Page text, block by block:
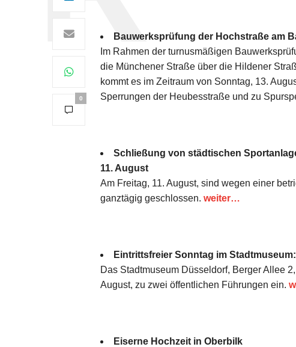
0
Bauwerksprüfung der Hochstraße am
Im Rahmen der turnusmäßigen
die Münchener Straße über die Hildener
kommt es im Zeitraum von Sonntag, 13.
Sperrungen der Heubesstraße und zu
Schließung von städtischen
11. August
Am Freitag, 11. August, sind wegen einer
ganztägig geschlossen. weiter…
Eintrittsfreier Sonntag im
Das Stadtmuseum Düsseldorf, Berger Allee
August, zu zwei öffentlichen Führungen ein.
Eiserne Hochzeit in Oberbilk